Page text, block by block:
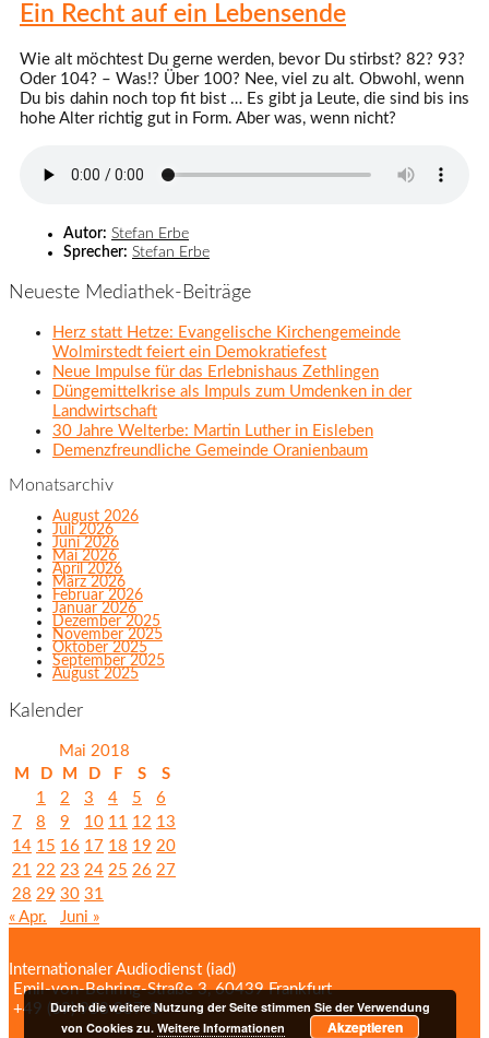
Ein Recht auf ein Lebensende
Wie alt möchtest Du gerne werden, bevor Du stirbst? 82? 93?
Oder 104? – Was!? Über 100? Nee, viel zu alt. Obwohl, wenn
Du bis dahin noch top fit bist … Es gibt ja Leute, die sind bis ins
hohe Alter richtig gut in Form. Aber was, wenn nicht?
Autor: Stefan Erbe
Sprecher: Stefan Erbe
Neueste Mediathek-Beiträge
Herz statt Hetze: Evangelische Kirchengemeinde
Wolmirstedt feiert ein Demokratiefest
Neue Impulse für das Erlebnishaus Zethlingen
Düngemittelkrise als Impuls zum Umdenken in der
Landwirtschaft
30 Jahre Welterbe: Martin Luther in Eisleben
Demenzfreundliche Gemeinde Oranienbaum
Monatsarchiv
August 2026
Juli 2026
Juni 2026
Mai 2026
April 2026
März 2026
Februar 2026
Januar 2026
Dezember 2025
November 2025
Oktober 2025
September 2025
August 2025
Kalender
Mai 2018
M
D M D F S
S
1
2 3 4 5
6
7
8 9 10 11 12 13
14 15 16 17 18 19 20
21 22 23 24 25 26 27
28 29 30 31
« Apr.
Juni »
Internationaler Audiodienst (iad)
Emil‑von‑Behring‑Straße 3, 60439 Frankfurt
+49 (69) 958 037‑0 Bildnachweise
Impressum/Datenschutzerklärung
Durch die weitere Nutzung der Seite stimmen Sie der Verwendung
von Cookies zu.Weitere Informationen Akzeptieren